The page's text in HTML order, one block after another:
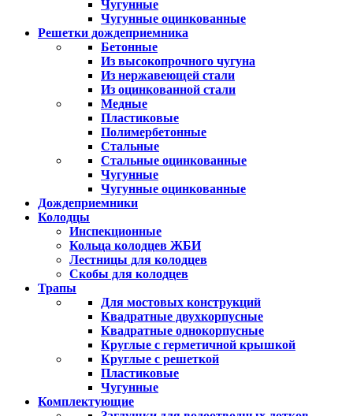
Чугунные
Чугунные оцинкованные
Решетки дождеприемника
Бетонные
Из высокопрочного чугуна
Из нержавеющей стали
Из оцинкованной стали
Медные
Пластиковые
Полимербетонные
Стальные
Стальные оцинкованные
Чугунные
Чугунные оцинкованные
Дождеприемники
Колодцы
Инспекционные
Кольца колодцев ЖБИ
Лестницы для колодцев
Скобы для колодцев
Трапы
Для мостовых конструкций
Квадратные двухкорпусные
Квадратные однокорпусные
Круглые с герметичной крышкой
Круглые с решеткой
Пластиковые
Чугунные
Комплектующие